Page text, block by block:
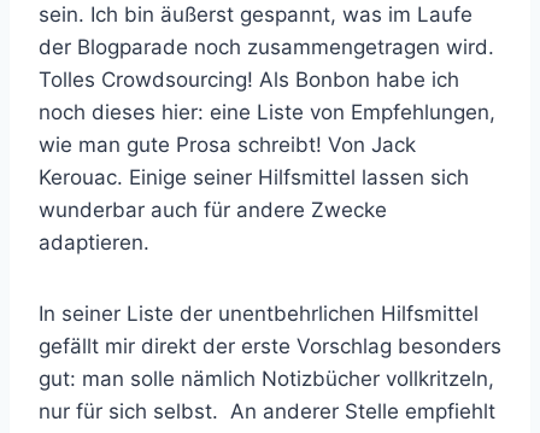
sein. Ich bin äußerst gespannt, was im Laufe
der Blogparade noch zusammengetragen wird.
Tolles Crowdsourcing! Als Bonbon habe ich
noch dieses hier: eine Liste von Empfehlungen,
wie man gute Prosa schreibt! Von Jack
Kerouac. Einige seiner Hilfsmittel lassen sich
wunderbar auch für andere Zwecke
adaptieren.
In seiner Liste der unentbehrlichen Hilfsmittel
gefällt mir direkt der erste Vorschlag besonders
gut: man solle nämlich Notizbücher vollkritzeln,
nur für sich selbst. An anderer Stelle empfiehlt